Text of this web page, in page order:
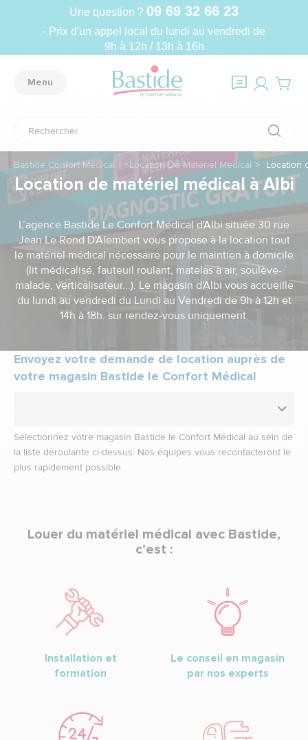
Une question ? 09 69 32 66 23
- Prix d'un appel local du lundi au vendredi de
9h à 12h / 13h à 16h
Menu
Bastide Confort Médical Location De Matériel Médical Location
Location de matériel médical à Albi
L’agence Bastide Le Confort Médical d'Albi située 30 rue
Jean Le Rond D'Alembert vous propose à la location tout
le matériel médical nécessaire pour le maintien à domicile
(lit médicalisé, fauteuil roulant, matelas à air, soulève-
malade, verticalisateur...). Le magasin d'Albi vous accueille
du lundi au vendredi du Lundi au Vendredi de 9h à 12h et
14h à 18h. sur rendez-vous uniquement.
Envoyez votre demande de location auprès de
votre magasin Bastide le Confort Médical
Sélectionnez votre magasin Bastide le Confort Médical au sein de
la liste déroulante ci-dessus. Nos équipes vous recontacteront le
plus rapidement possible.
Louer du matériel médical avec Bastide,
c’est :
Installation et
formation
Le conseil en magasin
par nos experts